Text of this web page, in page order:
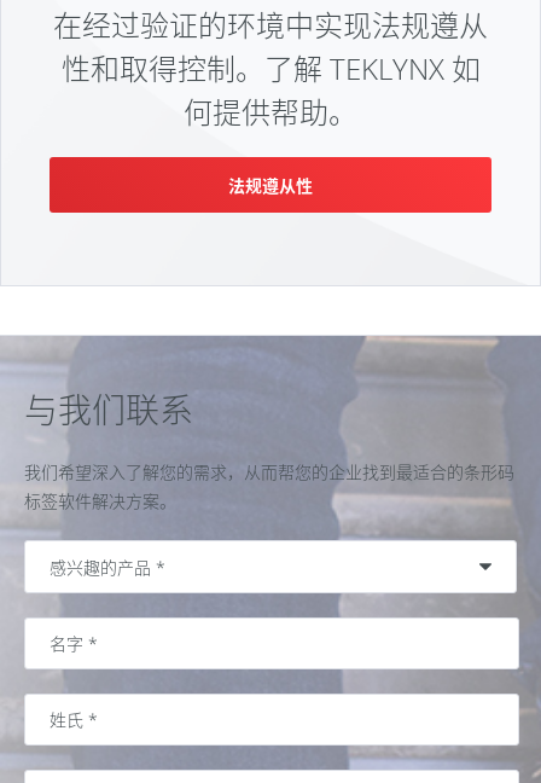
在经过验证的环境中实现法规遵从
性和取得控制。了解 TEKLYNX 如
何提供帮助。
法规遵从性
与我们联系
我们希望深入了解您的需求，从而帮您的企业找到最适合的条形码
标签软件解决方案。